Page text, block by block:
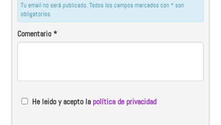
Tu email no será publicado. Todos los campos marcados con * son
obligatorios
Comentario*
He leido y acepto la política de privacidad